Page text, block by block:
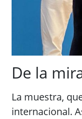
De la
La muestra,
internacional.